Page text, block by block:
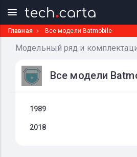
Главная Все модели Batmobile
Модельный ряд и
Все модели
1989
2018